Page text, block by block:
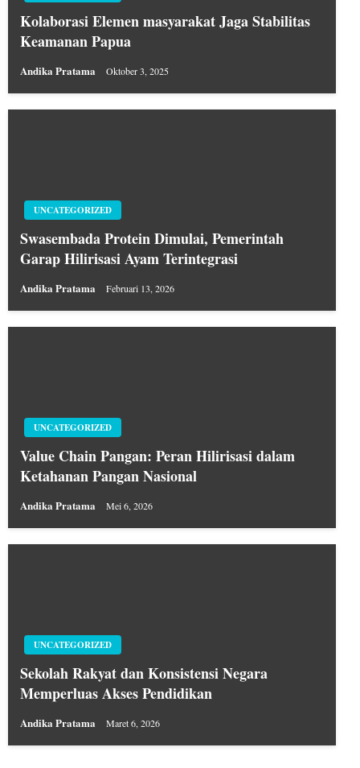
Kolaborasi Elemen masyarakat Jaga Stabilitas
Keamanan Papua
Andika Pratama Oktober 3, 2025
UNCATEGORIZED
Swasembada Protein Dimulai, Pemerintah
Garap Hilirisasi Ayam Terintegrasi
Andika Pratama Februari 13, 2026
UNCATEGORIZED
Value Chain Pangan: Peran Hilirisasi dalam
Ketahanan Pangan Nasional
Andika Pratama Mei 6, 2026
UNCATEGORIZED
Sekolah Rakyat dan Konsistensi Negara
Memperluas Akses Pendidikan
Andika Pratama Maret 6, 2026